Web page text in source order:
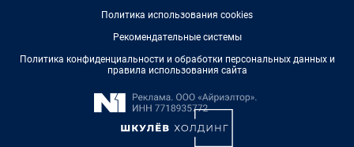
Политика использования cookies
Рекомендательные системы
Политика конфиденциальности и обработки персональных данных и
правила использования сайта